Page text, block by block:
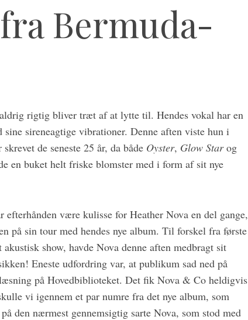
Bermuda-
rigtig bliver træt af at lytte til. Hendes vokal har en
sireneagtige vibrationer. Denne aften viste hun i
de seneste 25 år, da både Oyster, Glow Starog
en buket helt friske blomster med i form af sit nye
være kulisse for Heather Nova en del gange,
på sin tour med hendes nye album. Til forskel fra første
show, havde Nova denne aften medbragt sit
Eneste udfordring var, at publikum sad ned på
på Hovedbiblioteket. Det fik Nova & Co heldigvis
vi igennem et par numre fra det nye album, som
den nærmest gennemsigtig sarte Nova, som stod med